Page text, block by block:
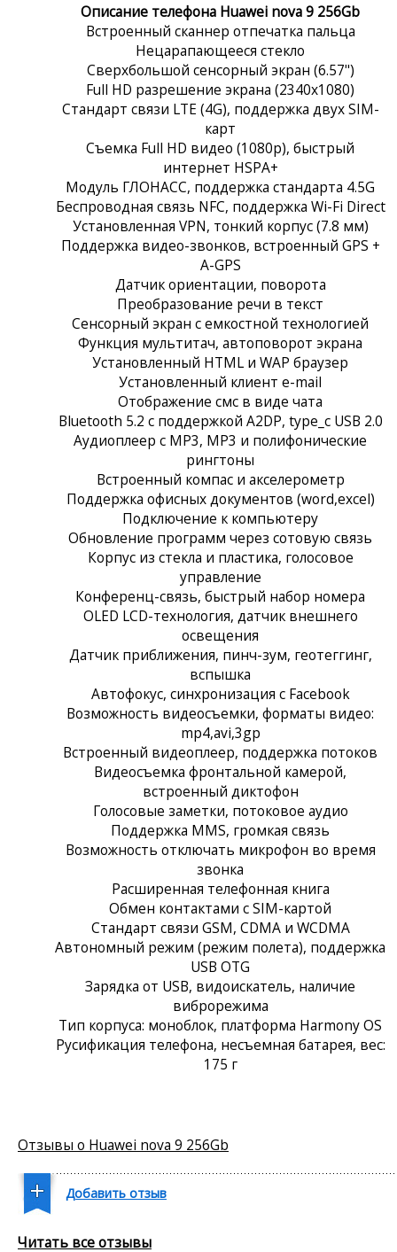
Описание телефона Huawei nova 9 256Gb
Встроенный сканнер отпечатка пальца
Нецарапающееся стекло
Сверхбольшой сенсорный экран (6.57")
Full HD разрешение экрана (2340x1080)
Стандарт связи LTE (4G), поддержка двух SIM-
карт
Съемка Full HD видео (1080p), быстрый
интернет HSPA+
Модуль ГЛОНАСС, поддержка стандарта 4.5G
Беспроводная связь NFC, поддержка Wi-Fi Direct
Установленная VPN, тонкий корпус (7.8 мм)
Поддержка видео-звонков, встроенный GPS +
A-GPS
Датчик ориентации, поворота
Преобразование речи в текст
Сенсорный экран c емкостной технологией
Функция мультитач, автоповорот экрана
Установленный HTML и WAP браузер
Установленный клиент e-mail
Отображение смс в виде чата
Bluetooth 5.2 с поддержкой A2DP, type_c USB 2.0
Аудиоплеер с MP3, MP3 и полифонические
рингтоны
Встроенный компас и акселерометр
Поддержка офисных документов (word,excel)
Подключение к компьютеру
Обновление программ через сотовую связь
Корпус из стекла и пластика, голосовое
управление
Конференц-связь, быстрый набор номера
OLED LCD-технология, датчик внешнего
освещения
Датчик приближения, пинч-зум, геотеггинг,
вспышка
Автофокус, синхронизация с Facebook
Возможность видеосъемки, форматы видео:
mp4,avi,3gp
Встроенный видеоплеер, поддержка потоков
Видеосъемка фронтальной камерой,
встроенный диктофон
Голосовые заметки, потоковое аудио
Поддержка MMS, громкая связь
Возможность отключать микрофон во время
звонка
Расширенная телефонная книга
Обмен контактами с SIM-картой
Стандарт связи GSM, CDMA и WCDMA
Автономный режим (режим полета), поддержка
USB OTG
Зарядка от USB, видоискатель, наличие
виброрежима
Тип корпуса: моноблок, платформа Harmony OS
Русификация телефона, несъемная батарея, вес:
175 г
Отзывы о Huawei nova 9 256Gb
Добавить отзыв
Читать все отзывы